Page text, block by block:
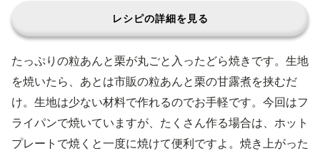
レシピの詳細を見る
たっぷりの粒あんと栗が丸ごと入ったどら焼きです。生地
を焼いたら、あとは市販の粒あんと栗の甘露煮を挟むだ
け。生地は少ない材料で作れるのでお手軽です。今回はフ
ライパンで焼いていますが、たくさん作る場合は、ホット
プレートで焼くと一度に焼けて便利ですよ。焼き上がった